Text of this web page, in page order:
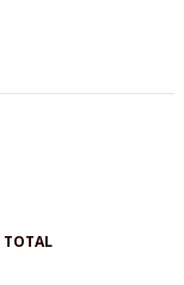
TOTAL